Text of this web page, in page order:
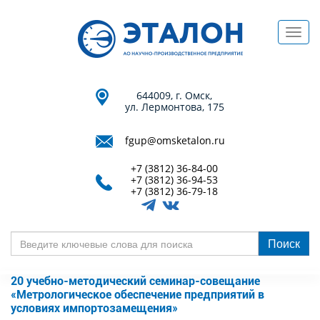
644009, г. Омск,
ул. Лермонтова, 175
fgup@omsketalon.ru
+7 (3812) 36-84-00
+7 (3812) 36-94-53
+7 (3812) 36-79-18
ключевые
слова
для
Поиск
20 учебно-методический семинар-совещание
«Метрологическое обеспечение предприятий в
условиях импортозамещения»